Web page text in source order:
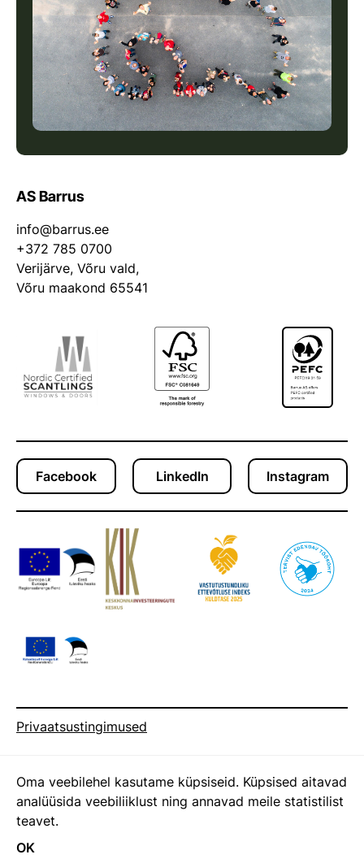
AS Barrus
info@barrus.ee
+372 785 0700
Verijärve, Võru vald,
Võru maakond 65541
Facebook LinkedIn Instagram
Privaatsustingimused
Kestlikkusaruanne
Oma veebilehel kasutame küpsiseid. Küpsised aitavad
analüüsida veebiliiklust ning annavad meile statistilist
teavet.
OK